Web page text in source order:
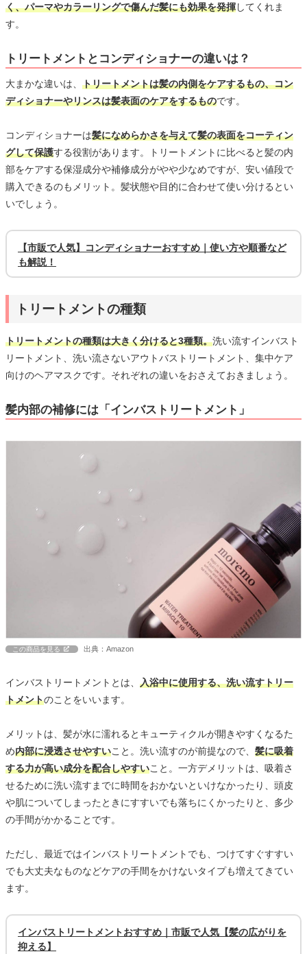
く、パーマやカラーリングで傷んだ髪にも効果を発揮してくれま
す。
トリートメントとコンディショナーの違いは？
大まかな違いは、 トリートメントは髪の内側をケアするもの、コン
ディショナーやリンスは髪表面のケアをするものです。
コンディショナーは髪になめらかさを与えて髪の表面をコーティン
グして保護する役割があります。トリートメントに比べると髪の内
部をケアする保湿成分や補修成分がやや少なめですが、安い値段で
購入できるのもメリット。髪状態や目的に合わせて使い分けるとい
いでしょう。
【市販で人気】コンディショナーおすすめ｜使い方や順番など
も解説！
トリートメントの種類
トリートメントの種類は大きく分けると3種類。洗い流すインバスト
リートメント、洗い流さないアウトバストリートメント、集中ケア
向けのヘアマスクです。それぞれの違いをおさえておきましょう。
髪内部の補修には「インバストリートメント」
この商品を見る 出典：Amazon
インバストリートメントとは、 入浴中に使用する、洗い流すトリー
トメントのことをいいます。
メリットは、髪が水に濡れるとキューティクルが開きやすくなるた
め内部に浸透させやすいこと。洗い流すのが前提なので、 髪に吸着
する力が高い成分を配合しやすいこと。一方デメリットは、吸着さ
せるために洗い流すまでに時間をおかないといけなかったり、頭皮
や肌についてしまったときにすすいでも落ちにくかったりと、多少
の手間がかかることです。
ただし、最近ではインバストリートメントでも、つけてすぐすすい
でも大丈夫なものなどケアの手間をかけないタイプも増えてきてい
ます。
インバストリートメントおすすめ｜市販で人気【髪の広がりを
抑える】